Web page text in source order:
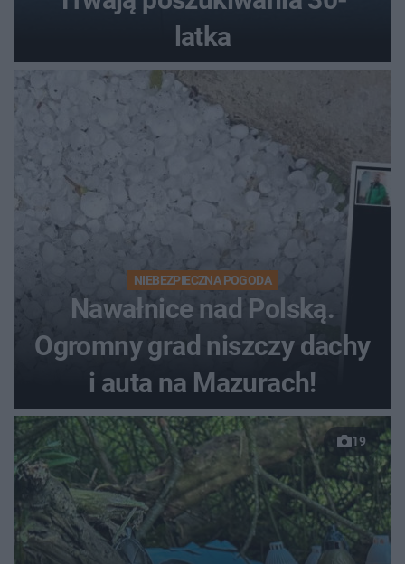
latka
NIEBEZPIECZNA POGODA
Nawałnice nad Polską.
Ogromny grad niszczy dachy
i auta na Mazurach!
19